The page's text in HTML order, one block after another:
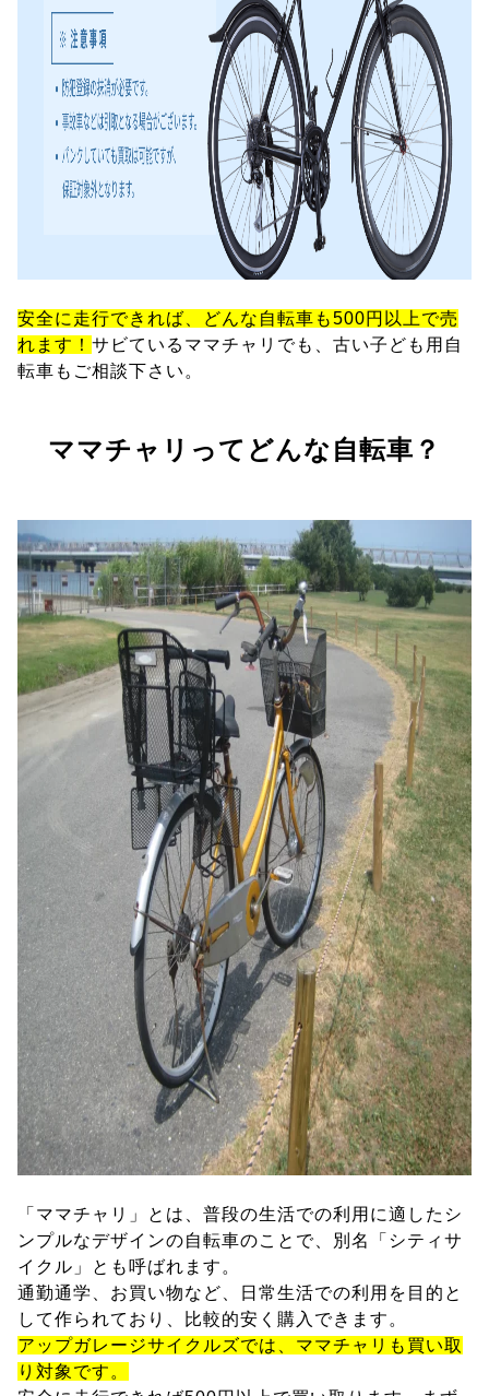
安全に走行できれば、どんな自転車も500円以上で売
れます！ サビているママチャリでも、古い子ども用自
転車もご相談下さい。
ママチャリってどんな自転車？
「ママチャリ」とは、普段の生活での利用に適したシ
ンプルなデザインの自転車のことで、別名「シティサ
イクル」とも呼ばれます。
通勤通学、お買い物など、日常生活での利用を目的と
して作られており、比較的安く購入できます。
アップガレージサイクルズでは、ママチャリも買い取
り対象です。